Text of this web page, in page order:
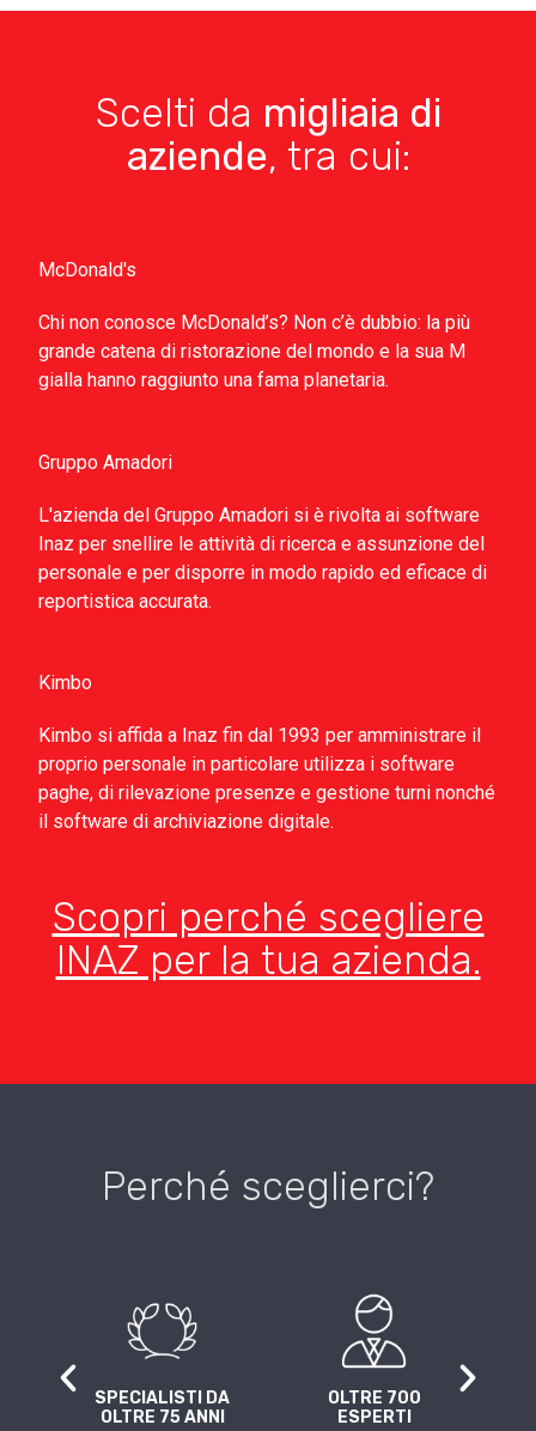
Scelti da migliaia di
aziende, tra cui:
McDonald's
Chi non conosce McDonald’s? Non c’è dubbio: la più
grande catena di ristorazione del mondo e la sua M
gialla hanno raggiunto una fama planetaria.
Gruppo Amadori
L'azienda del Gruppo Amadori si è rivolta ai software
Inaz per snellire le attività di ricerca e assunzione del
personale e per disporre in modo rapido ed eficace di
reportistica accurata.
Kimbo
Kimbo si affida a Inaz fin dal 1993 per amministrare il
proprio personale in particolare utilizza i software
paghe, di rilevazione presenze e gestione turni nonché
il software di archiviazione digitale.
Scopri perché scegliere
INAZ per la tua azienda.
Perché sceglierci?
SPECIALISTI DA
OLTRE 75 ANNI
OLTRE 700
ESPERTI